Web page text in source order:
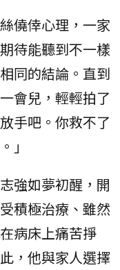
僥倖心理，一家
待能聽到不一樣
同的結論。直到
會兒，輕輕拍了
手吧。你救不了
」
強如夢初醒，開
積極治療、雖然
病床上痛苦掙
，他與家人選擇